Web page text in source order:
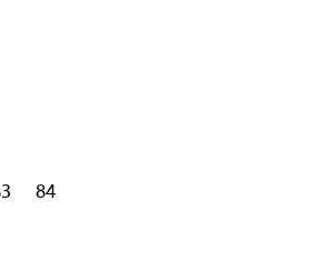
84